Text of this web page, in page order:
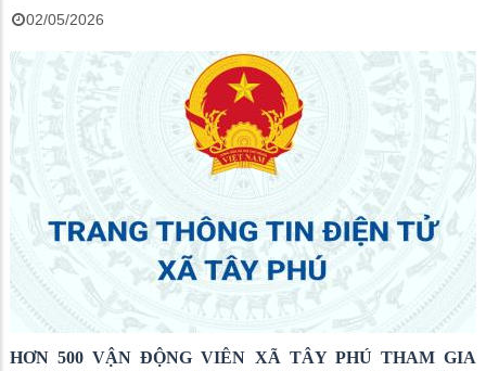
02/05/2026
HƠN 500 VẬN ĐỘNG VIÊN XÃ TÂY PHÚ THAM GIA